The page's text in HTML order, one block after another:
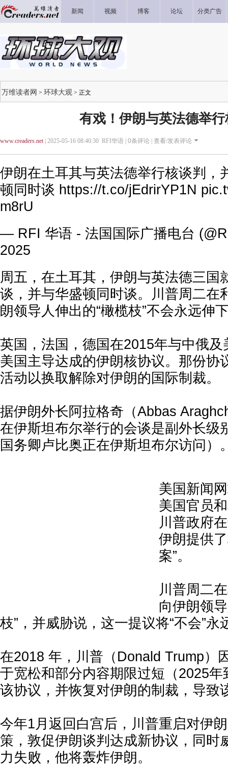
新闻 视频 博客 论坛 分类广告
万维读者网 > 环球大观 > 正文
有戏！伊朗与英法德举
www.creaders.net| 2025-05-16 08:40:30 RFI华语 | 0条评论 | 查看/发表评论
伊朗在土耳其与英法德举行核谈判，
顿同时谈 https://t.co/jEdrirYP1N
m8rU
— RFI 华语 - 法国国际广播电台
2025
周五，在土耳其，伊朗与英法德三国
谈，并与华盛顿同时谈。川普周二在
朗领导人伸出的“橄榄枝”不会永远伸
英国，法国，德国在2015年与中俄
美国主导达成的伊朗核协议。那份协
活动以换取解除对伊朗的国际制裁。
据伊朗外长阿拉格奇（Abbas
在伊斯坦布尔举行的会谈是副外长级
国务卿卢比奥正在伊斯坦布尔访问）
美国新闻
美国官员
川普政府
伊朗提供
案”。
川普周二
向伊朗领
枝”，并威胁说，这一提议将“不会”永
在2018 年，川普（Donald Trump）
于宽松和部分内容期限过短（2025
该协议，并恢复对伊朗的制裁，导致
今年1月返回白宫后，川普重启对伊
策，敦促伊朗谈判达成新协议，同时
力失败，他将轰炸伊朗。